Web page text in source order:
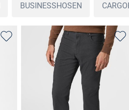
BUSINESSHOSEN